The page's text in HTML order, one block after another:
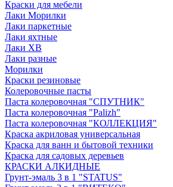
Краски для мебели
Лаки Морилки
Лаки паркетные
Лаки яхтные
Лаки ХВ
Лаки разные
Морилки
Краски резиновые
Колеровочные пасты
Паста колеровочная "СПУТНИК"
Паста колеровочная "Palizh"
Паста колеровочная "КОЛЛЕКЦИЯ"
Краска акриловая универсальная
Краска для ванн и бытовой техники
Краска для садовых деревьев
КРАСКИ АЛКИДНЫЕ
Грунт-эмаль 3 в 1 "STATUS"